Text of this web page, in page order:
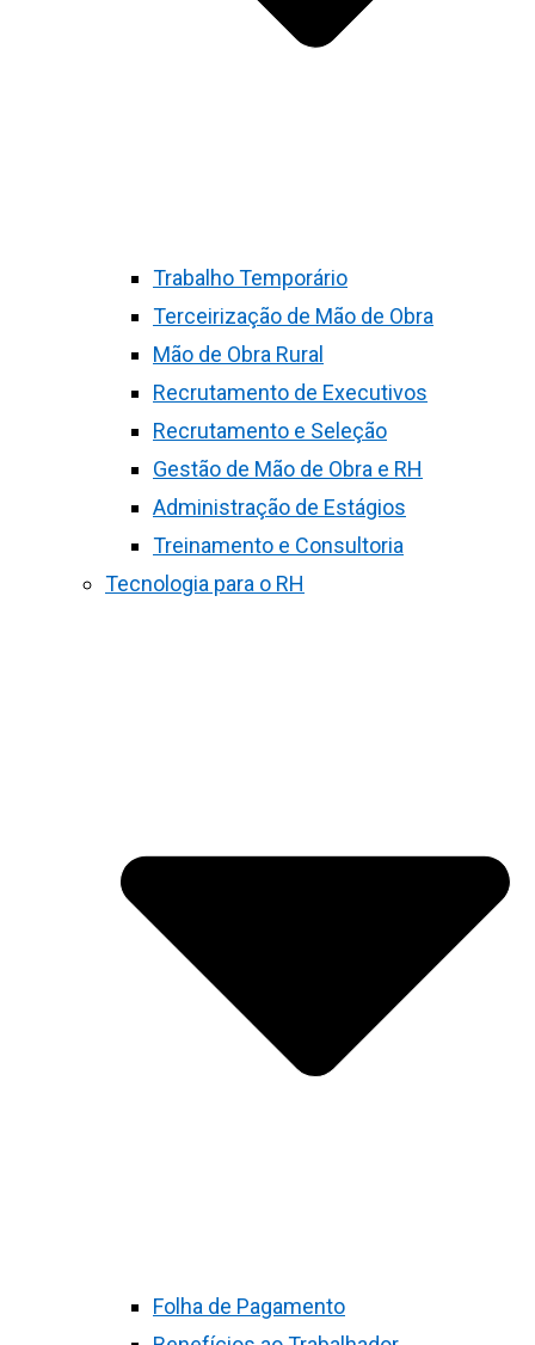
Trabalho Temporário
Terceirização de Mão de Obra
Mão de Obra Rural
Recrutamento de Executivos
Recrutamento e Seleção
Gestão de Mão de Obra e RH
Administração de Estágios
Treinamento e Consultoria
Tecnologia para o RH
Folha de Pagamento